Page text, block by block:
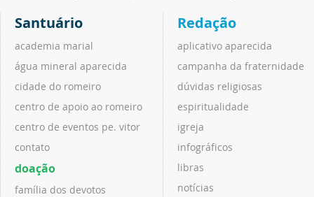
Santuário
academia marial
água mineral aparecida
cidade do romeiro
centro de apoio ao romeiro
centro de eventos pe. vitor
contato
doação
família dos devotos
Redação
aplicativo aparecida
campanha da fraternidade
dúvidas religiosas
espiritualidade
igreja
infográficos
libras
notícias